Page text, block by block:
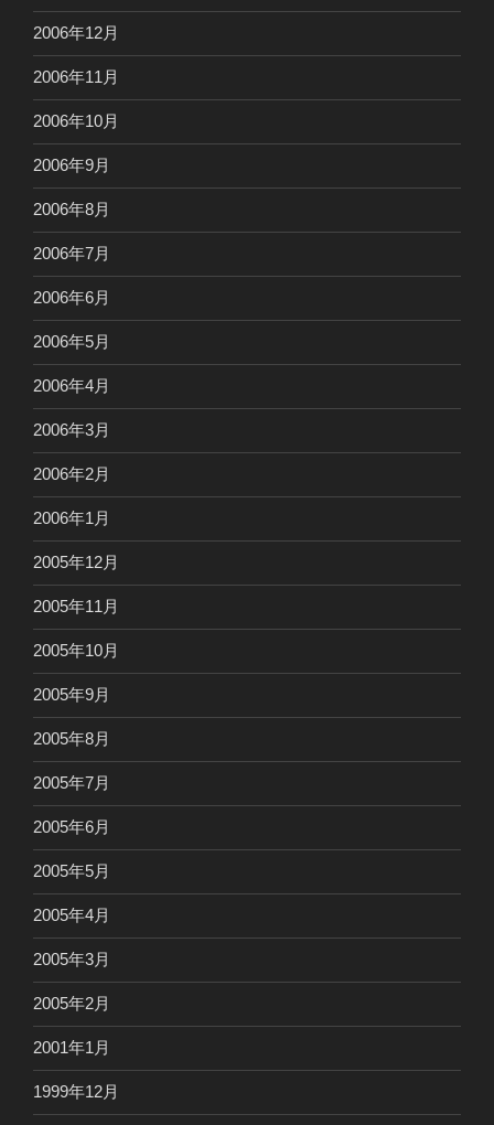
2006年12月
2006年11月
2006年10月
2006年9月
2006年8月
2006年7月
2006年6月
2006年5月
2006年4月
2006年3月
2006年2月
2006年1月
2005年12月
2005年11月
2005年10月
2005年9月
2005年8月
2005年7月
2005年6月
2005年5月
2005年4月
2005年3月
2005年2月
2001年1月
1999年12月